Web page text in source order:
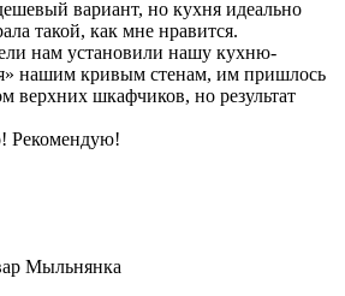
вариант, но кухня идеально
такой, как мне нравится.
нам установили нашу кухню-
нашим кривым стенам, им пришлось
верхних шкафчиков, но результат
Рекомендую!
Мыльнянка